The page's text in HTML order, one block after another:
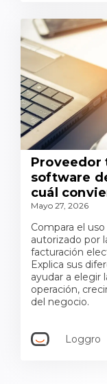
Proveedor
software
cuál
Mayo 27, 2026
Compara el
autorizado por
facturación
Explica sus
ayudar a elegir
operación,
del negocio.
Loggro